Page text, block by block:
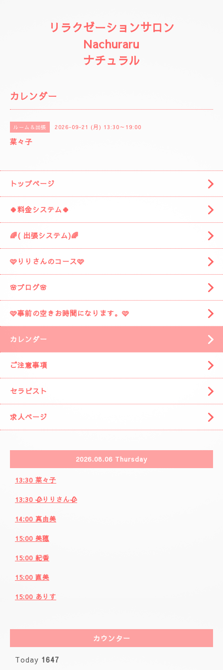
リラクゼーションサロン
Nachuraru
ナチュラル
カレンダー
ルーム＆出張 2026-09-21 (月) 13:30～19:00
菜々子
トップページ
🍀料金システム🍀
🌈( 出張システム)🌈
🩷りりさんのコース🩷
🌸ブログ🌸
🩷事前の空きお時間になります。🩷
カレンダー
ご注意事項
セラピスト
求人ページ
2026.08.06 Thursday
13:30 菜々子
13:30 🥀りりさん🥀
14:00 真由美
15:00 美穂
15:00 紀香
15:00 直美
15:00 ありす
カウンター
Today 1647